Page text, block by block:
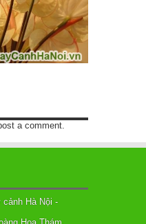
a comment.
cảnh Hà Nội -